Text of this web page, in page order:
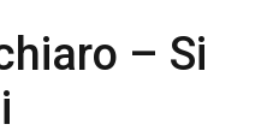
– Si